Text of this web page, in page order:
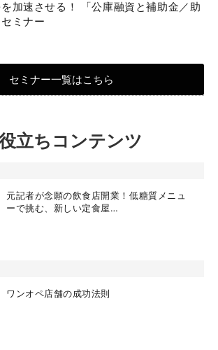
加速させる！ 「公庫融資と補助金／助
ミナー
セミナー一覧はこちら
立ちコンテンツ
元記者が念願の飲食店開業！低糖質メニュ
ーで挑む、新しい定食屋…
ワンオペ店舗の成功法則